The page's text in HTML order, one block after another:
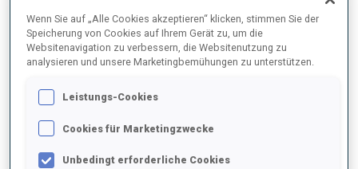
SKIZEIT HINTER DER SPITZE
LIEGENDSCHIESSEN
Keine Daten vorhanden
STEHENDSCHIESSEN
Wenn Sie auf „Alle Cookies akzeptieren“ klicken, stimmen Sie der
Speicherung von Cookies auf Ihrem Gerät zu, um die
Websitenavigation zu verbessern, die Websitenutzung zu
analysieren und unsere Marketingbemühungen zu unterstützen.
Leistungs-Cookies
Cookies für Marketingzwecke
Unbedingt erforderliche Cookies